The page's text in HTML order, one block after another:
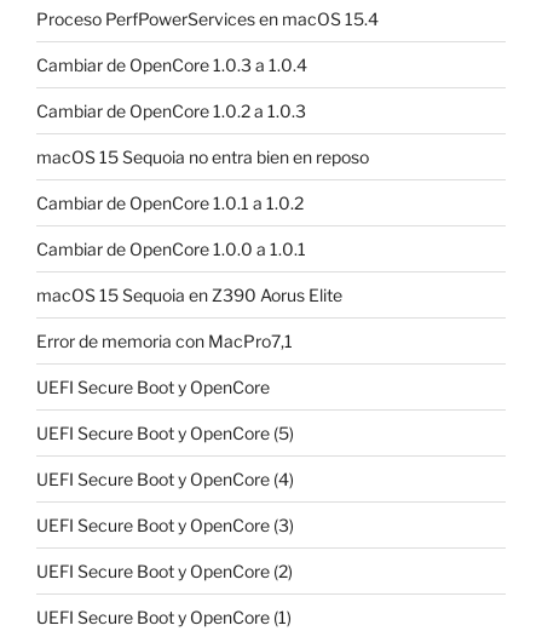
Proceso PerfPowerServices en macOS 15.4
Cambiar de OpenCore 1.0.3 a 1.0.4
Cambiar de OpenCore 1.0.2 a 1.0.3
macOS 15 Sequoia no entra bien en reposo
Cambiar de OpenCore 1.0.1 a 1.0.2
Cambiar de OpenCore 1.0.0 a 1.0.1
macOS 15 Sequoia en Z390 Aorus Elite
Error de memoria con MacPro7,1
UEFI Secure Boot y OpenCore
UEFI Secure Boot y OpenCore (5)
UEFI Secure Boot y OpenCore (4)
UEFI Secure Boot y OpenCore (3)
UEFI Secure Boot y OpenCore (2)
UEFI Secure Boot y OpenCore (1)